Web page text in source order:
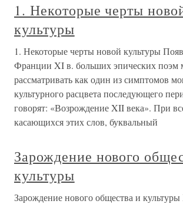
1. Некоторые черты
культуры
1. Некоторые черты новой культуры
Франции XI в. больших эпических поэм
рассматривать как один из симптомов
культурного расцвета последующего
говорят: «Возрождение XII века». При
касающихся этих слов, буквальный
Зарождение нового
культуры
Зарождение нового общества и культуры